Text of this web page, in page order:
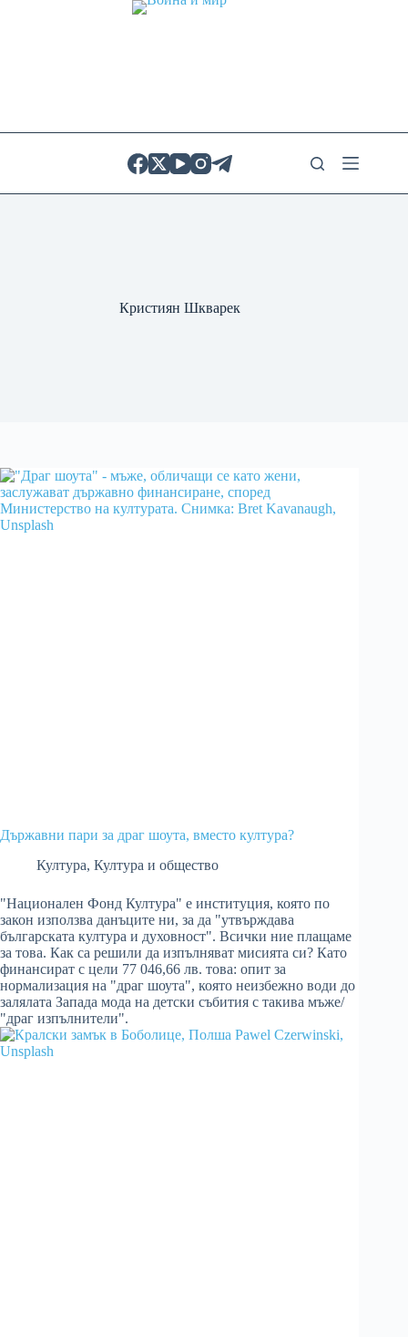
Кристиян Шкварек
Държавни пари за драг шоута, вместо култура?
Култура, Култура и общество
"Национален Фонд Култура" е институция, която по
закон използва данъците ни, за да "утвърждава
българската култура и духовност". Всички ние плащаме
за това. Как са решили да изпълняват мисията си? Като
финансират с цели 77 046,66 лв. това: опит за
нормализация на "драг шоута", която неизбежно води до
залялата Запада мода на детски събития с такива мъже/
"драг изпълнители".